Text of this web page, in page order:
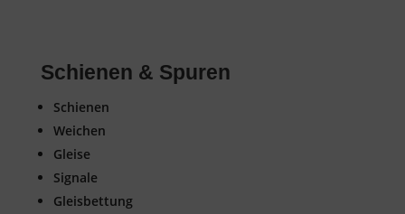
Schienen & Spuren
Schienen
Weichen
Gleise
Signale
Gleisbettung